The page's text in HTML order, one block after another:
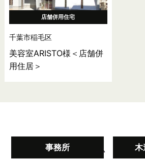
店舗併用住宅
千葉市稲毛区
美容室ARISTO様＜店舗併
用住居＞
事務所 木